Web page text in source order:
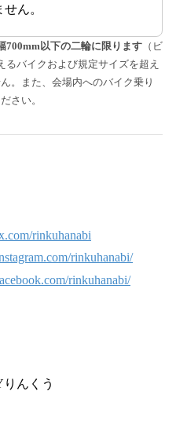
ん。
700mm以下の二輪に限ります （ビ
るバイクおよび規定サイズを超え
。また、会場内へのバイク乗り
さい。
rinkuhanabi
rinkuhanabi/
rinkuhanabi/
りんくう